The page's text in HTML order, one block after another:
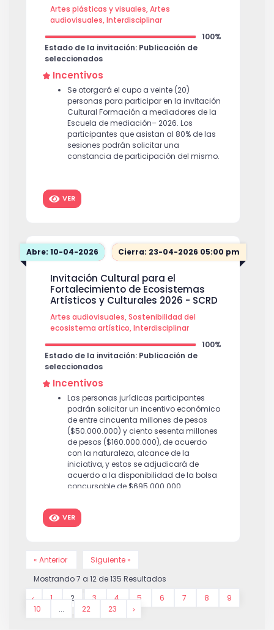
Artes plásticas y visuales, Artes
audiovisuales, Interdisciplinar
100%
Estado de la invitación: Publicación de
seleccionados
Incentivos
Se otorgará el cupo a veinte (20)
personas para participar en la invitación
Cultural Formación a mediadores de la
Escuela de mediación– 2026. Los
participantes que asistan al 80% de las
sesiones podrán solicitar una
constancia de participación del mismo.
VER
Abre: 10-04-2026 Cierra: 23-04-2026 05:00 pm
Invitación Cultural para el
Fortalecimiento de Ecosistemas
Artísticos y Culturales 2026 - SCRD
Artes audiovisuales, Sostenibilidad del
ecosistema artístico, Interdisciplinar
100%
Estado de la invitación: Publicación de
seleccionados
Incentivos
Las personas jurídicas participantes
podrán solicitar un incentivo económico
de entre cincuenta millones de pesos
($50.000.000) y ciento sesenta millones
de pesos ($160.000.000), de acuerdo
con la naturaleza, alcance de la
iniciativa, y estos se adjudicará de
acuerdo a la disponibilidad de la bolsa
concursable de $695.000.000.
VER
« Anterior
Siguiente »
Mostrando7 a 12 de135 Resultados
1
2 3 4 5 6 7 8
9
10
... 22 23